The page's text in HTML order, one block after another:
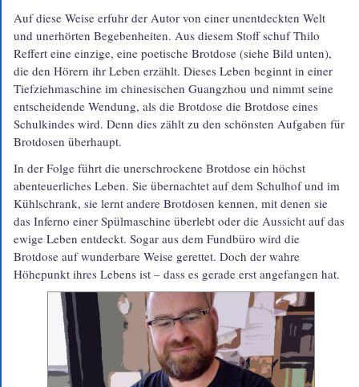
Auf diese Weise erfuhr der Autor von einer unent­deckten Welt
und uner­hörten Begeben­heiten. Aus diesem Stoff schuf Thilo
Reffert eine einzige, eine poetische Brotdose (siehe Bild unten),
die den Hörern ihr Leben erzählt. Dieses Leben beginnt in einer
Tief­zieh­maschine im chine­sischen Guangzhou und nimmt seine
ent­schei­dende Wendung, als die Brotdose die Brotdose eines
Schul­kindes wird. Denn dies zählt zu den schönsten Aufgaben für
Brotdosen überhaupt.
In der Folge führt die uner­schrockene Brotdose ein höchst
abenteuer­liches Leben. Sie über­nachtet auf dem Schulhof und im
Kühl­schrank, sie lernt andere Brotdosen kennen, mit denen sie
das Inferno einer Spül­maschine überlebt oder die Aussicht auf das
ewige Leben entdeckt. Sogar aus dem Fundbüro wird die
Brotdose auf wunder­bare Weise gerettet. Doch der wahre
Höhepunkt ihres Lebens ist – dass es gerade erst ange­fangen hat.